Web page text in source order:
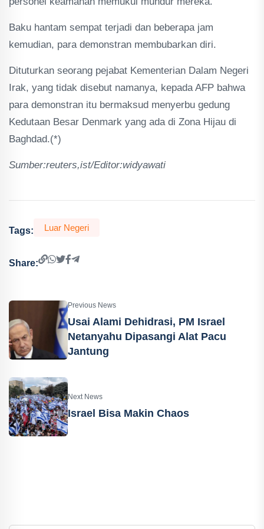
Baku hantam sempat terjadi dan beberapa jam
kemudian, para demonstran membubarkan diri.
Dituturkan seorang pejabat Kementerian Dalam Negeri
Irak, yang tidak disebut namanya, kepada AFP bahwa
para demonstran itu bermaksud menyerbu gedung
Kedutaan Besar Denmark yang ada di Zona Hijau di
Baghdad.(*)
Sumber:reuters,ist/Editor:widyawati
Tags: Luar Negeri
Share:
Previous News
Usai Alami Dehidrasi, PM Israel
Netanyahu Dipasangi Alat Pacu
Jantung
Next News
Israel Bisa Makin Chaos